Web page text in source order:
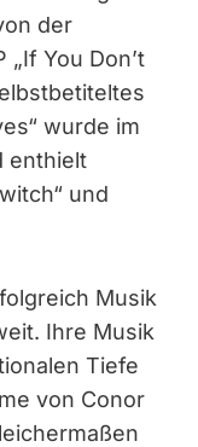
der
You Don’t
wurde im
enthielt
und
Musik
Ihre Musik
Tiefe
von Conor